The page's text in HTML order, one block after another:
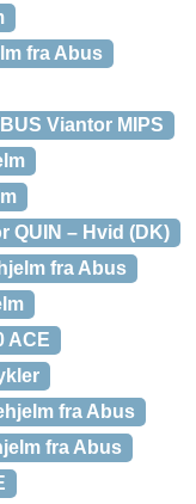
fra Abus
Viantor MIPS
QUIN – Hvid (DK)
fra Abus
ACE
fra Abus
fra Abus